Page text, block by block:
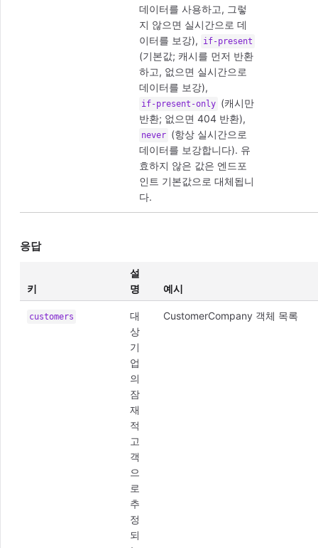
데이터를 사용하고, 그렇
지 않으면 실시간으로 데
이터를 보강),
if-present
(기본값; 캐시를 먼저 반환
하고, 없으면 실시간으로
데이터를 보강),
if-present-only (캐시만
반환; 없으면 404 반환),
never (항상 실시간으로
데이터를 보강합니다). 유
효하지 않은 값은 엔드포
인트 기본값으로 대체됩니
다.
응답
키
설
명
예시
customers
대
상
기
업
의
잠
재
적
고
객
으
로
추
정
되
CustomerCompany 객체 목록